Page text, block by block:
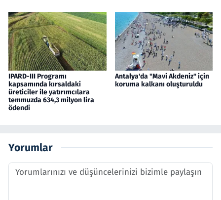
IPARD-III Programı
kapsamında kırsaldaki
üreticiler ile yatırımcılara
temmuzda 634,3 milyon lira
ödendi
Antalya'da "Mavi Akdeniz" için
koruma kalkanı oluşturuldu
Yorumlar